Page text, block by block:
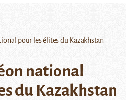
pour les élites du Kazakhstan
national
du Kazakhstan